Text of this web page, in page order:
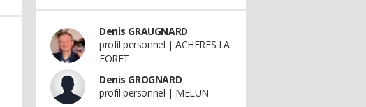
Denis GRAUGNARD
profil personnel | ACHERES LA
FORET
Denis GROGNARD
profil personnel | MELUN